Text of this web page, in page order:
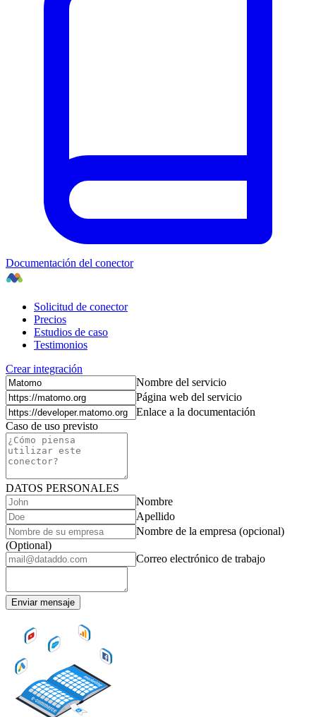
Documentación del conector
Solicitud de conector
Precios
Estudios de caso
Testimonios
Crear integración
Nombre del servicio
Página web del servicio
Enlace a la documentación
Caso de uso previsto
DATOS PERSONALES
Nombre
Apellido
Nombre de la empresa (opcional)
(Optional)
Correo electrónico de trabajo
Enviar mensaje